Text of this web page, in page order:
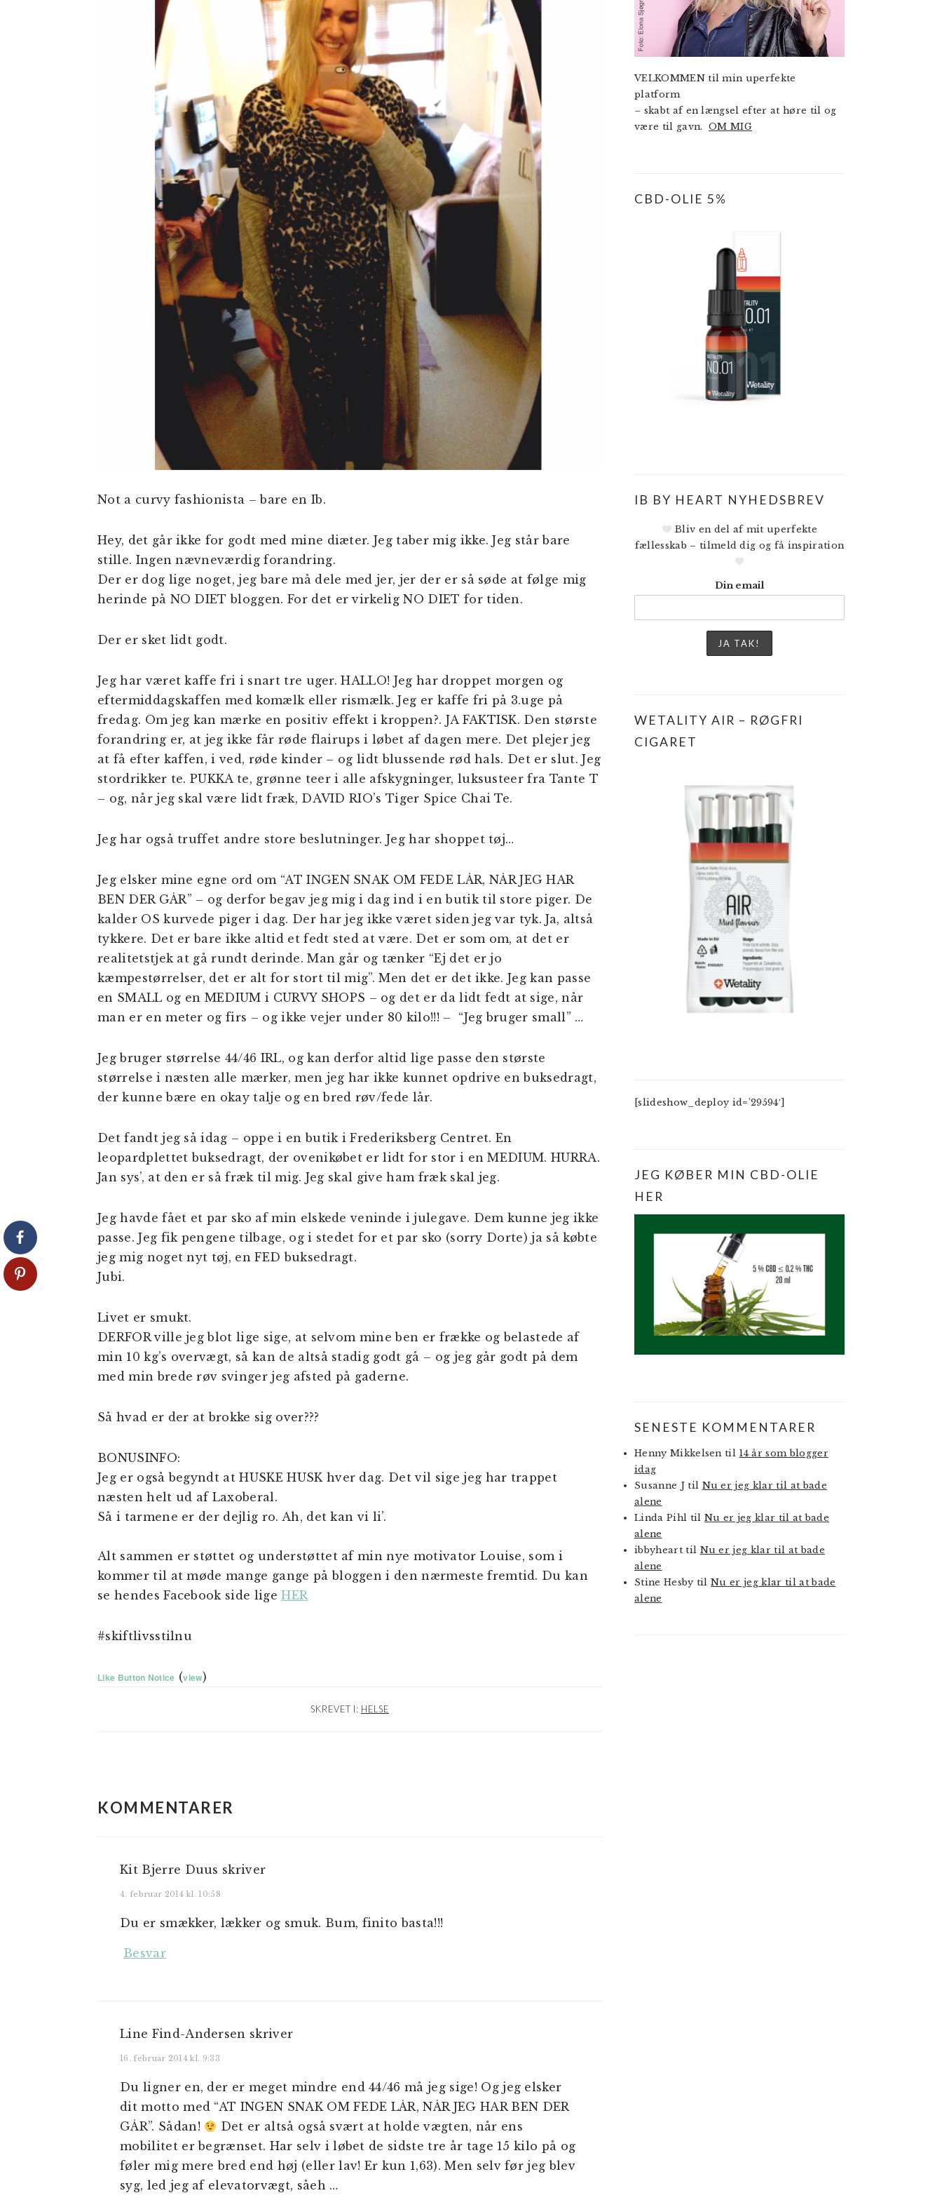
Not a curvy fashionista – bare en Ib.
Hey, det går ikke for godt med mine diæter. Jeg taber mig ikke. Jeg står bare
stille. Ingen nævneværdig forandring.
Der er dog lige noget, jeg bare må dele med jer, jer der er så søde at følge mig
herinde på NO DIET bloggen. For det er virkelig NO DIET for tiden.
Der er sket lidt godt.
Jeg har været kaffe fri i snart tre uger. HALLO! Jeg har droppet morgen og
eftermiddagskaffen med komælk eller rismælk. Jeg er kaffe fri på 3.uge på
fredag. Om jeg kan mærke en positiv effekt i kroppen?. JA FAKTISK. Den største
forandring er, at jeg ikke får røde flairups i løbet af dagen mere. Det plejer jeg
at få efter kaffen, i ved, røde kinder – og lidt blussende rød hals. Det er slut. Jeg
stordrikker te. PUKKA te, grønne teer i alle afskygninger, luksusteer fra Tante T
– og, når jeg skal være lidt fræk, DAVID RIO’s Tiger Spice Chai Te.
Jeg har også truffet andre store beslutninger. Jeg har shoppet tøj…
Jeg elsker mine egne ord om “AT INGEN SNAK OM FEDE LÅR, NÅR JEG HAR
BEN DER GÅR” – og derfor begav jeg mig i dag ind i en butik til store piger. De
kalder OS kurvede piger i dag. Der har jeg ikke været siden jeg var tyk. Ja, altså
tykkere. Det er bare ikke altid et fedt sted at være. Det er som om, at det er
realitetstjek at gå rundt derinde. Man går og tænker “Ej det er jo
kæmpestørrelser, det er alt for stort til mig”. Men det er det ikke. Jeg kan passe
en SMALL og en MEDIUM i CURVY SHOPS – og det er da lidt fedt at sige, når
man er en meter og firs – og ikke vejer under 80 kilo!!! – “Jeg bruger small” …
Jeg bruger størrelse 44/46 IRL, og kan derfor altid lige passe den største
størrelse i næsten alle mærker, men jeg har ikke kunnet opdrive en buksedragt,
der kunne bære en okay talje og en bred røv/fede lår.
Det fandt jeg så idag – oppe i en butik i Frederiksberg Centret. En
leopardplettet buksedragt, der ovenikøbet er lidt for stor i en MEDIUM. HURRA.
Jan sys’, at den er så fræk til mig. Jeg skal give ham fræk skal jeg.
Jeg havde fået et par sko af min elskede veninde i julegave. Dem kunne jeg ikke
passe. Jeg fik pengene tilbage, og i stedet for et par sko (sorry Dorte) ja så købte
jeg mig noget nyt tøj, en FED buksedragt.
Jubi.
Livet er smukt.
DERFOR ville jeg blot lige sige, at selvom mine ben er frække og belastede af
min 10 kg’s overvægt, så kan de altså stadig godt gå – og jeg går godt på dem
med min brede røv svinger jeg afsted på gaderne.
Så hvad er der at brokke sig over???
BONUSINFO:
Jeg er også begyndt at HUSKE HUSK hver dag. Det vil sige jeg har trappet
næsten helt ud af Laxoberal.
Så i tarmene er der dejlig ro. Ah, det kan vi li’.
Alt sammen er støttet og understøttet af min nye motivator Louise, som i
kommer til at møde mange gange på bloggen i den nærmeste fremtid. Du kan
se hendes Facebook side ligeHER
#skiftlivsstilnu
Like Button Notice (view)
SKREVET I: HELSE
KOMMENTARER
Kit Bjerre Duus skriver
4. februar 2014 kl. 10:58
Du er smækker, lækker og smuk. Bum, finito basta!!!
Besvar
Line Find-Andersen skriver
16. februar 2014 kl. 9:33
Du ligner en, der er meget mindre end 44/46 må jeg sige! Og jeg elsker
dit motto med “AT INGEN SNAK OM FEDE LÅR, NÅR JEG HAR BEN DER
GÅR”. Sådan!
Det er altså også svært at holde vægten, når ens
mobilitet er begrænset. Har selv i løbet de sidste tre år tage 15 kilo på og
føler mig mere bred end høj (eller lav! Er kun 1,63). Men selv før jeg blev
syg, led jeg af elevatorvægt, såeh …
VELKOMMEN til min uperfekte
platform
– skabt af en længsel efter at høre til og
være til gavn.OM MIG
CBD-OLIE 5%
IB BY HEART NYHEDSBREV
Bliv en del af mit uperfekte
fællesskab – tilmeld dig og få inspiration
Din email
WETALITY AIR – RØGFRI
CIGARET
[slideshow_deploy id=’29594′]
JEG KØBER MIN CBD-OLIE
HER
SENESTE KOMMENTARER
Henny Mikkelsen til 14 år som blogger
idag
Susanne Jtil Nu er jeg klar til at bade
alene
Linda Pihl til Nu er jeg klar til at bade
alene
ibbyhearttil Nu er jeg klar til at bade
alene
Stine Hesby tilNu er jeg klar til at bade
alene